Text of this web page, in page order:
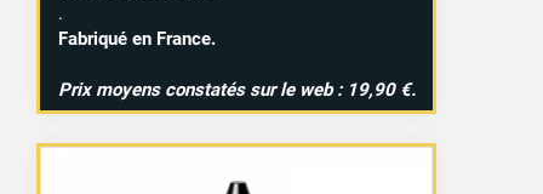
.
Fabriqué en France.
Prix moyens constatés sur le web : 19,90 €.